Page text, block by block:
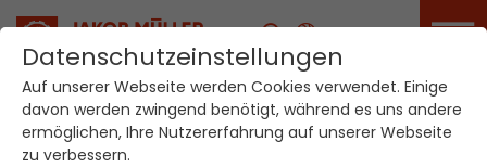
Karriere
Ihre Welt. Unsere
Technologien.
Datenschutzeinstellungen
Auf unserer Webseite werden Cookies verwendet. Einige
davon werden zwingend benötigt, während es uns andere
ermöglichen, Ihre Nutzererfahrung auf unserer Webseite
zu verbessern.